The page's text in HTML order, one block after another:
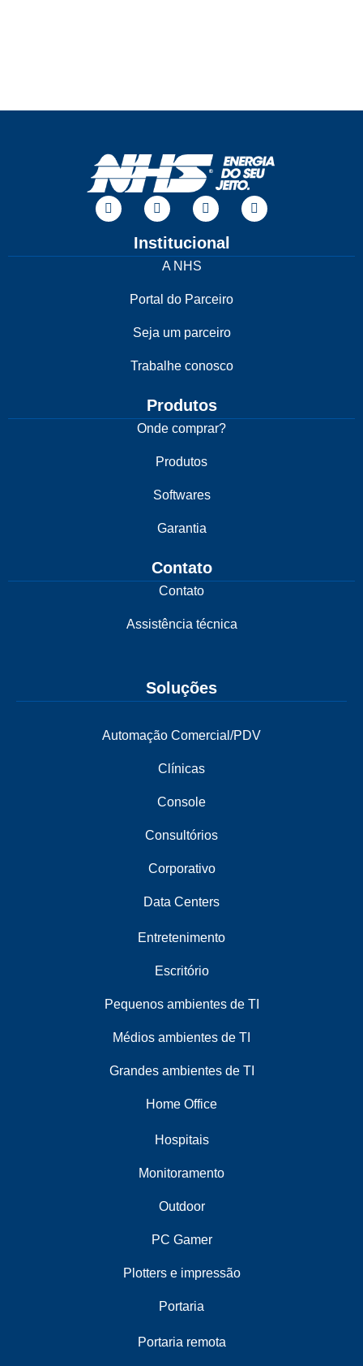
Institucional
A NHS
Portal do Parceiro
Seja um parceiro
Trabalhe conosco
Produtos
Onde comprar?
Produtos
Softwares
Garantia
Contato
Contato
Assistência técnica
Soluções
Automação Comercial/PDV
Clínicas
Console
Consultórios
Corporativo
Data Centers
Entretenimento
Escritório
Pequenos ambientes de TI
Médios ambientes de TI
Grandes ambientes de TI
Home Office
Hospitais
Monitoramento
Outdoor
PC Gamer
Plotters e impressão
Portaria
Portaria remota